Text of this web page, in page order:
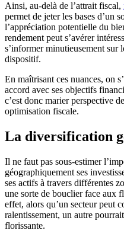
Ainsi, au-delà de l’attrait fiscal,
permet de jeter les bases d’un
l’appréciation potentielle du
rendement peut s’avérer
s’informer minutieusement sur
dispositif.
En maîtrisant ces nuances, on
accord avec ses objectifs
c’est donc marier perspective
optimisation fiscale.
La diversification
Il ne faut pas sous-estimer
géographiquement ses
ses actifs à travers différentes
une sorte de bouclier face aux
effet, alors qu’un secteur peut
ralentissement, un autre
florissante.